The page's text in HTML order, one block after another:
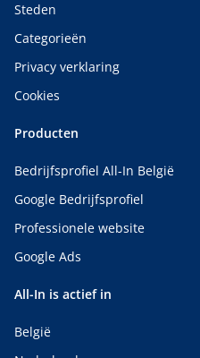
Steden
Categorieën
Privacy verklaring
Cookies
Producten
Bedrijfsprofiel All-In België
Google Bedrijfsprofiel
Professionele website
Google Ads
All-In is actief in
België